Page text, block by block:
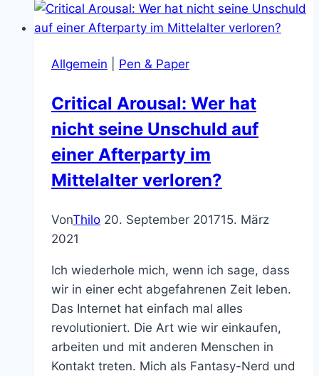
Big
der
Generation
Allgemein Pen & Paper
Critical Arousal: Wer hat
nicht seine Unschuld auf
einer Afterparty im
Mittelalter verloren?
VonThilo 20. September 201715. März
2021
Ich wiederhole mich, wenn ich sage, dass
wir in einer echt abgefahrenen Zeit leben.
Das Internet hat einfach mal alles
revolutioniert. Die Art wie wir einkaufen,
arbeiten und mit anderen Menschen in
Kontakt treten. Mich als Fantasy-Nerd und